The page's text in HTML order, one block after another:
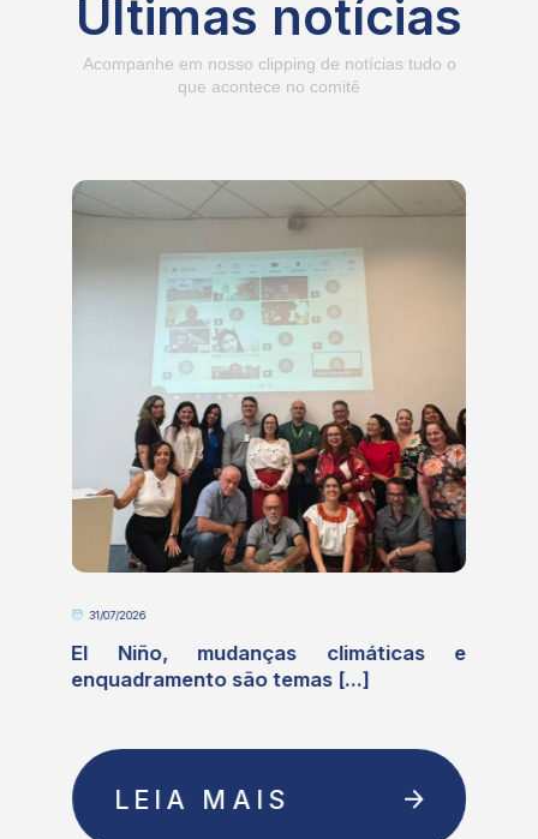
Últimas notícias
Acompanhe em nosso clipping de notícias tudo o
que acontece no comitê
31/07/2026
El Niño, mudanças climáticas e
enquadramento são temas [...]
LEIA MAIS